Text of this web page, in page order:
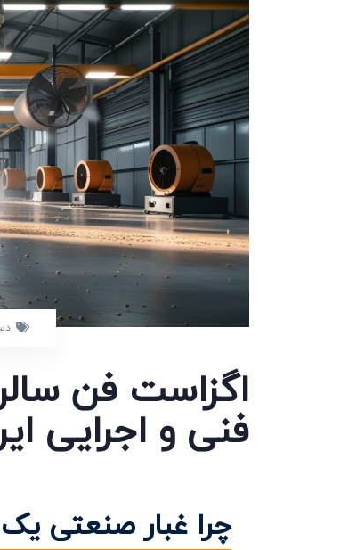
اگزاست فن
فنی و اجرایی
چرا غبار صنعتی